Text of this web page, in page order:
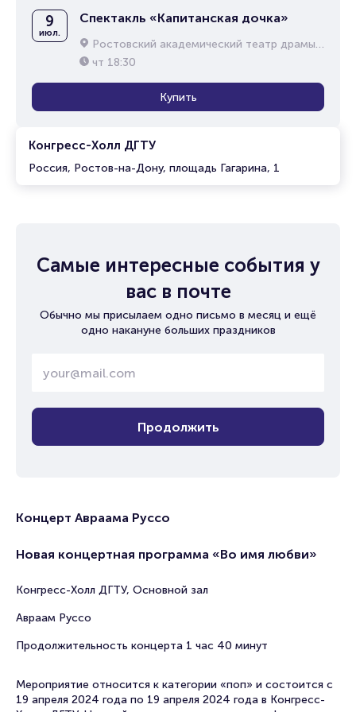
Конгресс-Холл ДГТУ
Россия, Ростов-на-Дону, площадь Гагарина, 1
9
июл.
Спектакль «Капитанская дочка»
Ростовский академический театр драмы им. М.Горького
чт 18:30
Купить
Самые интересные события у
вас в почте
Обычно мы присылаем одно письмо в месяц и ещё
одно накануне больших праздников
Продолжить
Концерт Авраама Руссо
Новая концертная программа «Во имя любви»
Конгресс-Холл ДГТУ, Основной зал
Авраам Руссо
Продолжительность концерта 1 час 40 минут
Мероприятие относится к категории «поп» и состоится с
19 апреля 2024 года по 19 апреля 2024 года в Конгресс-